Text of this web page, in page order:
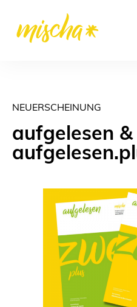
NEUERSCHEINUNG
aufgelesen &